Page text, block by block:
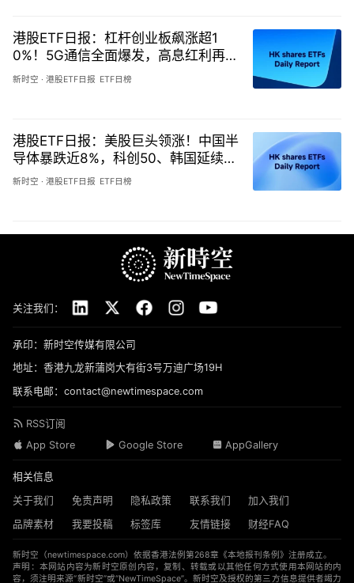
港股ETF日报：杠杆创业板飙涨超1
0%！5G通信全面爆发，高息红利再度
承压-20260804
新时空 ·港股ETF日报 ETF日榜
港股ETF日报：美股巨头领涨！中国半
导体暴跌近8%，科创50、韩国延续重
挫-20260803
新时空 ·港股ETF日报 ETF日榜
关注我们：
承印：新时空传媒有限公司
地址：香港九龙新蒲岗大有街3号万迪广场19H
联系电邮：contact@newtimespace.com
RSS订阅
App Store
Google Store AppGallery
相关信息
关于我们
免责声明 隐私政策 联系我们
加入我们
品牌素材
我要投稿 标签库 友情链接 财经FAQ
新时空（newtimespace.com）依据香港法例第268章《本地报刊条例》注册成立。
声明：本网站内容为新时空原创内容，复制、转载或以其他任何方式使用本网站的内
容，须注明来源“新时空”或“NewTimeSpace”。新时空及授权的第三方信息提供者竭力